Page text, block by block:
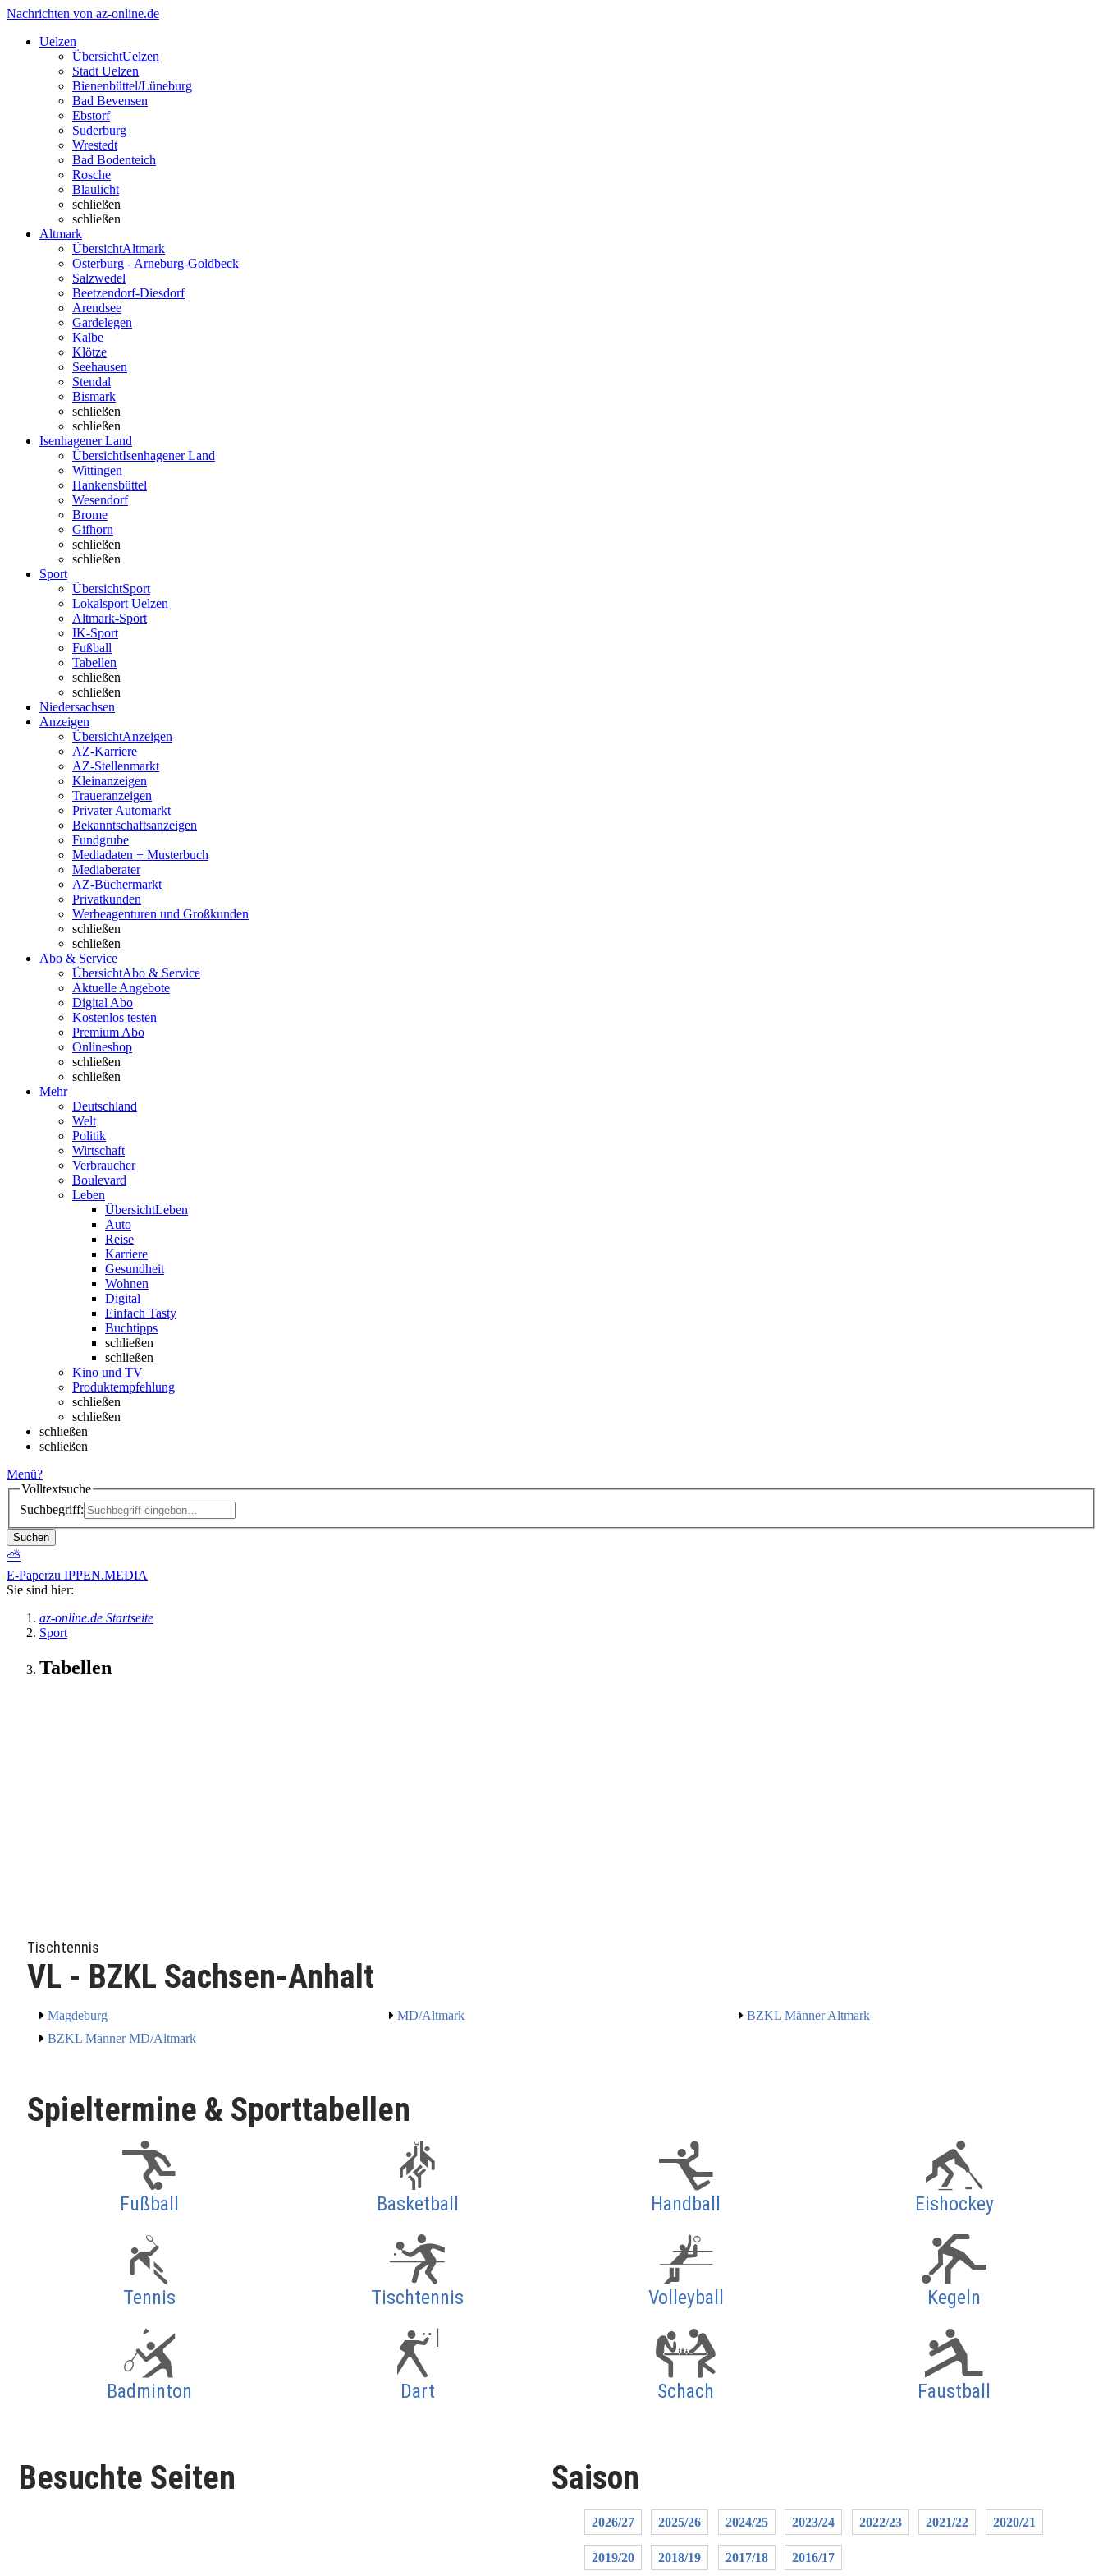
Nachrichten von az-online.de
Uelzen
ÜbersichtUelzen
Stadt Uelzen
Bienenbüttel/Lüneburg
Bad Bevensen
Ebstorf
Suderburg
Wrestedt
Bad Bodenteich
Rosche
Blaulicht
schließen
schließen
Altmark
ÜbersichtAltmark
Osterburg - Arneburg-Goldbeck
Salzwedel
Beetzendorf-Diesdorf
Arendsee
Gardelegen
Kalbe
Klötze
Seehausen
Stendal
Bismark
schließen
schließen
Isenhagener Land
ÜbersichtIsenhagener Land
Wittingen
Hankensbüttel
Wesendorf
Brome
Gifhorn
schließen
schließen
Sport
ÜbersichtSport
Lokalsport Uelzen
Altmark-Sport
IK-Sport
Fußball
Tabellen
schließen
schließen
Niedersachsen
Anzeigen
ÜbersichtAnzeigen
AZ-Karriere
AZ-Stellenmarkt
Kleinanzeigen
Traueranzeigen
Privater Automarkt
Bekanntschaftsanzeigen
Fundgrube
Mediadaten + Musterbuch
Mediaberater
AZ-Büchermarkt
Privatkunden
Werbeagenturen und Großkunden
schließen
schließen
Abo & Service
ÜbersichtAbo & Service
Aktuelle Angebote
Digital Abo
Kostenlos testen
Premium Abo
Onlineshop
schließen
schließen
Mehr
Deutschland
Welt
Politik
Wirtschaft
Verbraucher
Boulevard
Leben
ÜbersichtLeben
Auto
Reise
Karriere
Gesundheit
Wohnen
Digital
Einfach Tasty
Buchtipps
schließen
schließen
Kino und TV
Produktempfehlung
schließen
schließen
schließen
schließen
Menü?
Volltextsuche
Suchbegriff:
Suchen
⛅
E-Paperzu IPPEN.MEDIA
Sie sind hier:
az-online.de Startseite
Sport
Tabellen
Tischtennis
VL - BZKL Sachsen-Anhalt
Magdeburg MD/Altmark
BZKL Männer Altmark
BZKL Männer MD/Altmark
Spieltermine & Sporttabellen
Fußball Basketball Handball Eishockey
Tennis Tischtennis Volleyball Kegeln
Badminton Dart Schach Faustball
Besuchte Seiten Saison
2026/27 2025/26 2024/25 2023/24 2022/23 2021/22 2020/21
2019/20 2018/19 2017/18 2016/17